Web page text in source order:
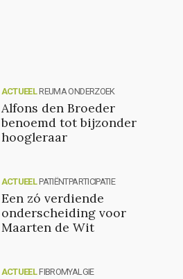
ACTUEEL REUMA ONDERZOEK
Alfons den Broeder
benoemd tot bijzonder
hoogleraar
ACTUEEL PATIËNTPARTICIPATIE
Een zó verdiende
onderscheiding voor
Maarten de Wit
ACTUEEL FIBROMYALGIE